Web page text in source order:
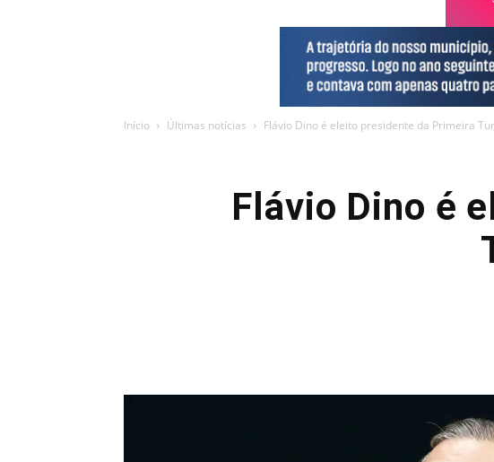
Início Últimas notícias Flávio Dino é eleito presidente da Primeira
Flávio Dino é